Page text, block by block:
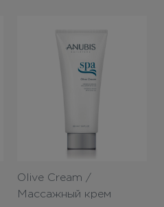
Olive Cream /
Массажный крем